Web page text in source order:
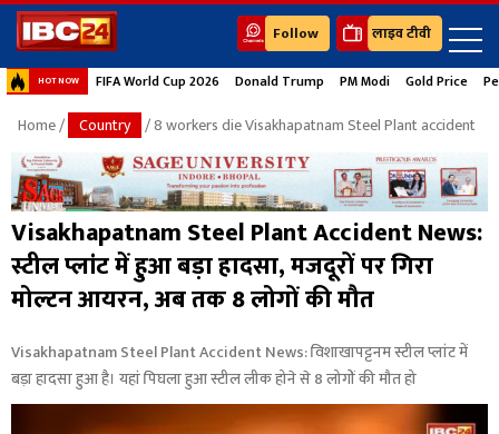
Follow लाइव टीवी
HOT NOW FIFA World Cup 2026 Donald Trump PM Modi Gold Price
Home/ Country / 8 workers die Visakhapatnam Steel Plant accident
Visakhapatnam Steel Plant Accident News:
स्टील प्लांट में हुआ बड़ा हादसा, मजदूरों पर गिरा
मोल्टन आयरन, अब तक 8 लोगों की मौत
Visakhapatnam Steel Plant Accident News: विशाखापट्टनम स्टील प्लांट में
बड़ा हादसा हुआ है। यहां पिघला हुआ स्टील लीक होने से 8 लोगों की मौत हो